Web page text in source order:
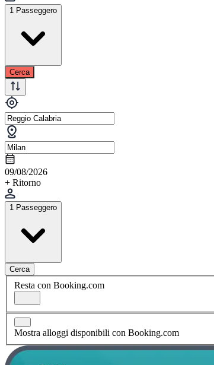
1 Passeggero
Cerca
09/08/2026
+ Ritorno
1 Passeggero
Cerca
Resta con Booking.com
Mostra alloggi disponibili con Booking.com